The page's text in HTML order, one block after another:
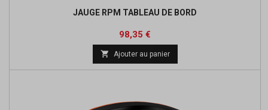
JAUGE RPM TABLEAU DE BORD
Prix
98,35 €
 Ajouter au panier